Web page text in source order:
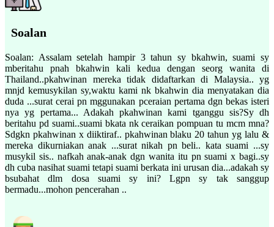
Soalan
Soalan: Assalam setelah hampir 3 tahun sy bkahwin, suami sy
mberitahu pnah bkahwin kali kedua dengan seorg wanita di
Thailand..pkahwinan mereka tidak didaftarkan di Malaysia.. yg
mnjd kemusykilan sy,waktu kami nk bkahwin dia menyatakan dia
duda ...surat cerai pn mggunakan pceraian pertama dgn bekas isteri
nya yg pertama... Adakah pkahwinan kami tganggu sis?Sy dh
beritahu pd suami..suami bkata nk ceraikan pompuan tu mcm mna?
Sdgkn pkahwinan x diiktiraf.. pkahwinan blaku 20 tahun yg lalu &
mereka dikurniakan anak ...surat nikah pn beli.. kata suami ...sy
musykil sis.. nafkah anak-anak dgn wanita itu pn suami x bagi..sy
dh cuba nasihat suami tetapi suami berkata ini urusan dia...adakah sy
bsubahat dlm dosa suami sy ini? Lgpn sy tak sanggup
bermadu...mohon pencerahan ..